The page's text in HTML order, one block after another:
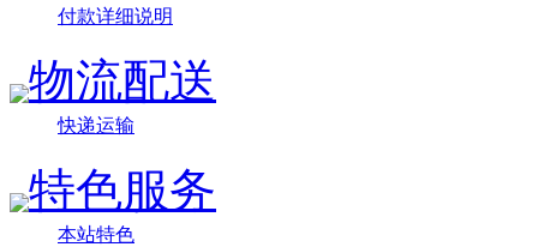
付款详细说明
物流配送
快递运输
特色服务
本站特色